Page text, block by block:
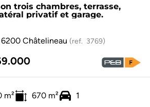
trois chambres, terrasse,
privatif et garage.
Châtelineau (ref. 3769)
m² 670 m² 1